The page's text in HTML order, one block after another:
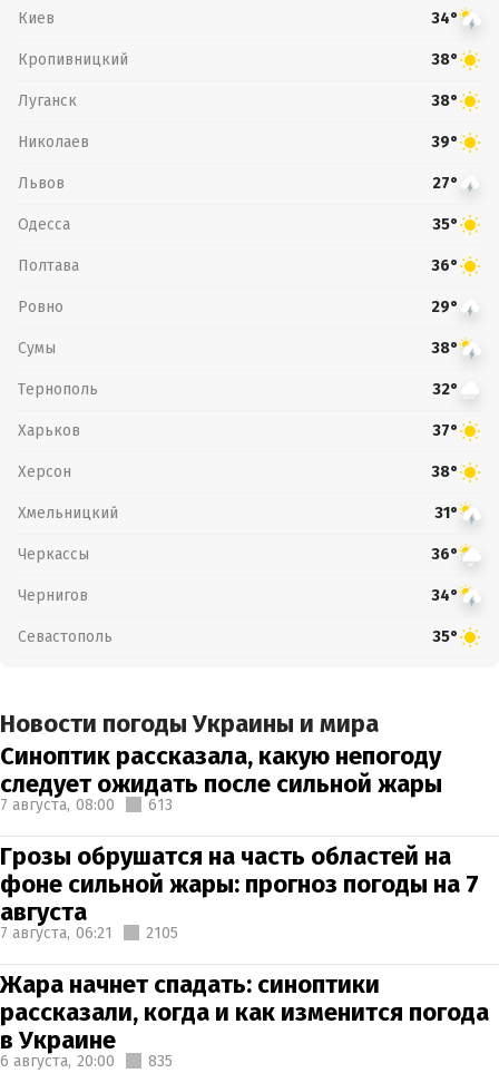
Киев 34°
Кропивницкий 38°
Луганск 38°
Николаев 39°
Львов 27°
Одесса 35°
Полтава 36°
Ровно 29°
Сумы 38°
Тернополь 32°
Харьков 37°
Херсон 38°
Хмельницкий 31°
Черкассы 36°
Чернигов 34°
Севастополь 35°
Новости погоды Украины и мира
Синоптик рассказала, какую непогоду
следует ожидать после сильной жары
7 августа, 08:00 613
Грозы обрушатся на часть областей на
фоне сильной жары: прогноз погоды на 7
августа
7 августа, 06:21 2105
Жара начнет спадать: синоптики
рассказали, когда и как изменится погода
в Украине
6 августа, 20:00 835